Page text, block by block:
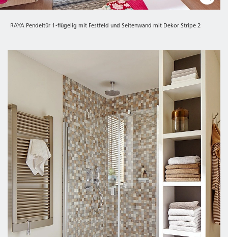
RAYA Pendeltür 1-flügelig mit Festfeld und Seitenwand mit Dekor Stripe 2